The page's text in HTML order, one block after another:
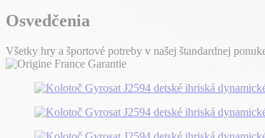
Osvedčenia
Všetky hry a športové potreby v našej štandardnej